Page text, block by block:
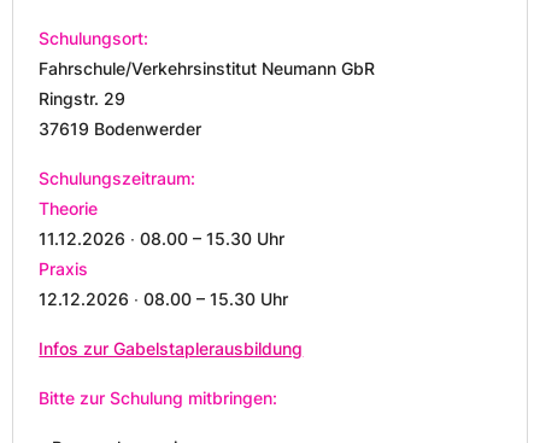
Schulungsort:
Fahrschule/Verkehrsinstitut Neumann GbR
Ringstr. 29
37619 Bodenwerder
Schulungszeitraum:
Theorie
11.12.2026 ∙ 08.00 – 15.30 Uhr
Praxis
12.12.2026 ∙ 08.00 – 15.30 Uhr
Infos zur Gabelstaplerausbildung
Bitte zur Schulung mitbringen: